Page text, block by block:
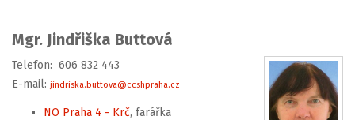
Mgr. Jindřiška Buttová
Telefon: 606 832 443
E-mail: jindriska.buttova@ccshpraha.cz
NO Praha 4 - Krč, farářka